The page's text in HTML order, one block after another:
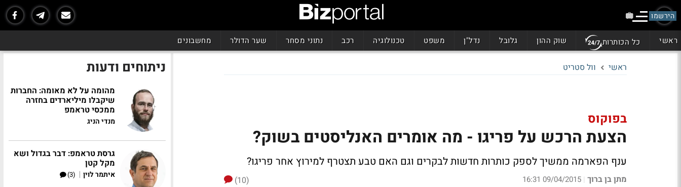
הירשמו
ראשי כל הכותרות שוק ההון גלובל נדל"ן משפט טכנולוגיה רכב נתוני מסחר שער הדולר מחשבונים
ראשי וול סטריט
בפוקוס
הצעת הרכש על פריגו - מה אומרים האנליסטים בשוק?
ענף הפארמה ממשיך לספק כותרות חדשות לבקרים וגם האם טבע תצטרף למירוץ אחר פריגו?
מתן בן ברוך |
09/04/2015 16:31
(10)
ניתוחים ודעות
מהומה על לא מאומה: החברות
שיקבלו מיליארדים בחזרה
ממכסי טראמפ
מנדי הניג
גרסת טראמפ: דבר בגדול ושא
מקל קטן
איתמר לוין |
(3)